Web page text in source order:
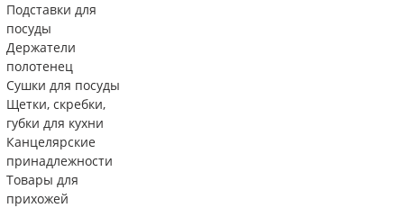
Подставки для
посуды
Держатели
полотенец
Сушки для посуды
Щетки, скребки,
губки для кухни
Канцелярские
принадлежности
Товары для
прихожей